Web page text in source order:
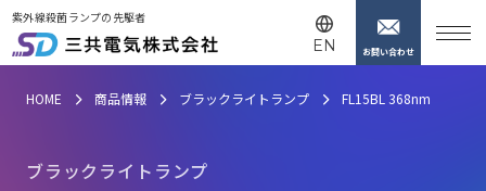
紫外線殺菌ランプの先駆者
EN お問い合わせ
HOME 商品情報 ブラックライトランプ FL15BL 368nm
ブラ ック ライ ト ラ ンプ